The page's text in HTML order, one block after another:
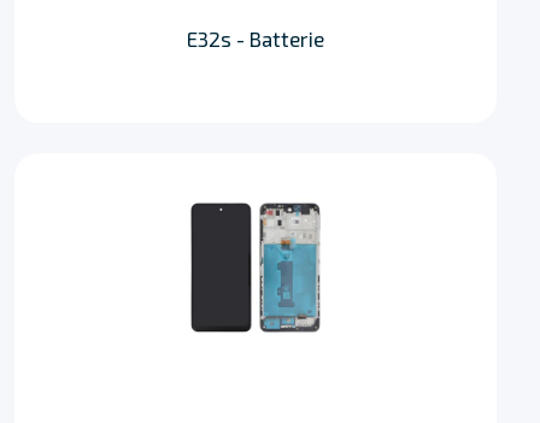
E32s - Batterie